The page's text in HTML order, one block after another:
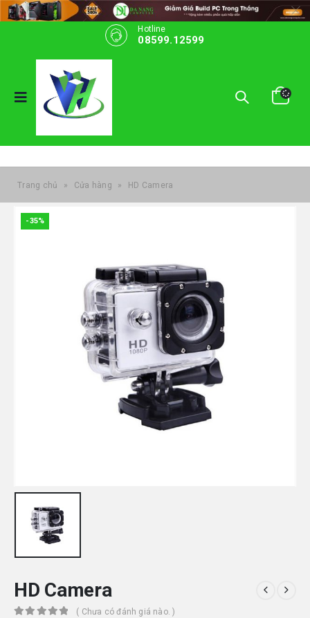
Hotline
08599.12599
Trang chủ » Cửa hàng » HD Camera
-35%
HD Camera
( Chưa có đánh giá nào. )